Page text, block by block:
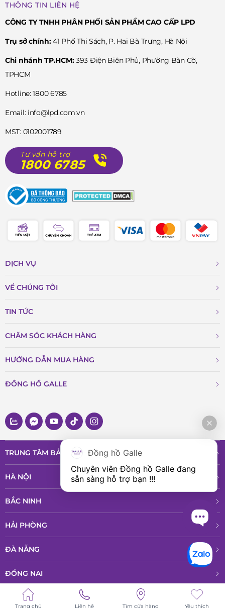
THÔNG TIN LIÊN HỆ
CÔNG TY TNHH PHÂN PHỐI SẢN PHẨM CAO CẤP LPD
Trụ sở chính:41 Phố Thi Sách, P. Hai Bà Trưng, Hà Nội
Chi nhánh TP.HCM:393 Điện Biên Phủ, Phường Bàn Cờ,
TPHCM
Hotline: 1800 6785
Email: info@lpd.com.vn
MST: 0102001789
Tư vấn hỗ trợ
1800 6785
DỊCH VỤ
VỀ CHÚNG TÔI
TIN TỨC
CHĂM SÓC KHÁCH HÀNG
HƯỚNG DẪN MUA HÀNG
ĐỒNG HỒ GALLE
TRUNG TÂM BẢO HÀNH VÀ DỊCH VỤ
HÀ NỘI
BẮC NINH
HẢI PHÒNG
ĐÀ NẴNG
ĐỒNG NAI
HỒ CHÍ MINH
Trang chủ Liên hệ Tìm cửa hàng Yêu thích
Đồng hồ Galle
Chuyên viên Đồng hồ Galle đang
sẵn sàng hỗ trợ bạn !!!